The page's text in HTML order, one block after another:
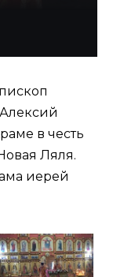
в честь
Ляля.
иерей